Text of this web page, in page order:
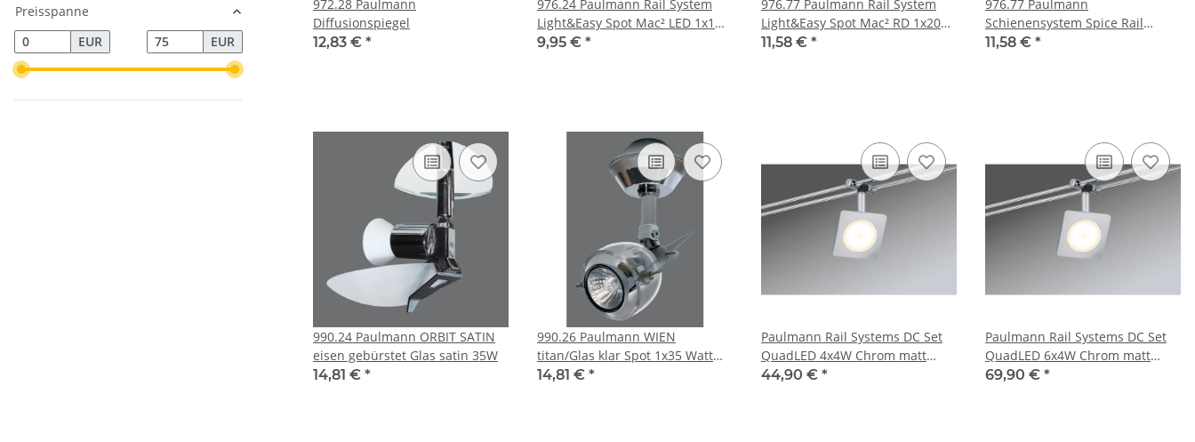
972.28 Paulmann
Diffusionspiegel
12,83 € *
976.24 Paulmann Rail System
Light&Easy Spot Mac² LED 1x1W
GU5,3 Chrom matt 12V Me
9,95 € *
976.77 Paulmann Rail System
Light&Easy Spot Mac² RD 1x20W
GU4 Chrom matt 12V Kuns
11,58 € *
976.77 Paulmann
Schienensystem Spice Rail
97677 Spot Mac2 20W GU4
11,58 € *
990.24 Paulmann ORBIT SATIN
eisen gebürstet Glas satin 35W
14,81 € *
990.26 Paulmann WIEN
titan/Glas klar Spot 1x35 Watt
GU 5,3 12V
14,81 € *
Paulmann Rail Systems DC Set
QuadLED 4x4W Chrom matt
230V/12V DC 30VA Metall
44,90 € *
Paulmann Rail Systems DC Set
QuadLED 6x4W Chrom matt
230V/12V DC 30VA Metall
69,90 € *
Preisspanne
EUR
EUR